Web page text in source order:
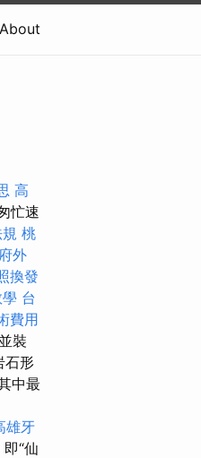
About
高
忙速
桃
外
換發
台
費用
裝
石形
中最
雄牙
“仙